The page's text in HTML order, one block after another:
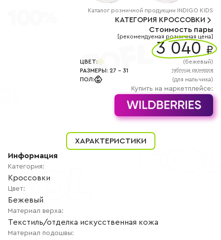
+7
АВТОРИЗАЦИЯ
РЕГИСТРАЦИЯ
Каталог розничной продукции INDIGO KIDS
КАТЕГОРИЯ КРОССОВКИ
Стоимость пары
[рекомендуемая розничная цена]
3 040 ₽
ЦВЕТ: (бежевый)
РАЗМЕРЫ: 27 - 31 таблица размеров
ПОЛ: (для мальчика)
Купить на маркетплейсе:
ХАРАКТЕРИСТИКИ
Информация
Категория:
Кроссовки
Цвет:
Бежевый
Материал верха:
Текстиль/отделка искусственная кожа
Материал подошвы: